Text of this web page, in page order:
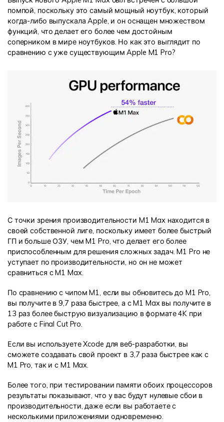
помпой, поскольку это самый мощный ноутбук, который
когда-либо выпускала Apple, и он оснащен множеством
функций, что делает его более чем достойным
соперником в мире ноутбуков. Но как это выглядит по
сравнению с уже существующим Apple M1 Pro?
С точки зрения производительности M1 Max находится в
своей собственной лиге, поскольку имеет более быстрый
ГП и больше ОЗУ, чем M1 Pro, что делает его более
приспособленным для решения сложных задач. M1 Pro не
уступает по производительности, но он не может
сравниться с M1 Max.
По сравнению с чипом M1, если вы обновитесь до M1 Pro,
вы получите в 9,7 раза быстрее, а с M1 Max вы получите в
13 раз более быструю визуализацию в формате 4K при
работе с Final Cut Pro.
Если вы используете Xcode для веб-разработки, вы
сможете создавать свой проект в 3,7 раза быстрее как с
M1 Pro, так и с M1 Max.
Более того, при тестировании памяти обоих процессоров
результаты показывают, что у вас будут нулевые сбои в
производительности, даже если вы работаете с
несколькими приложениями одновременно.